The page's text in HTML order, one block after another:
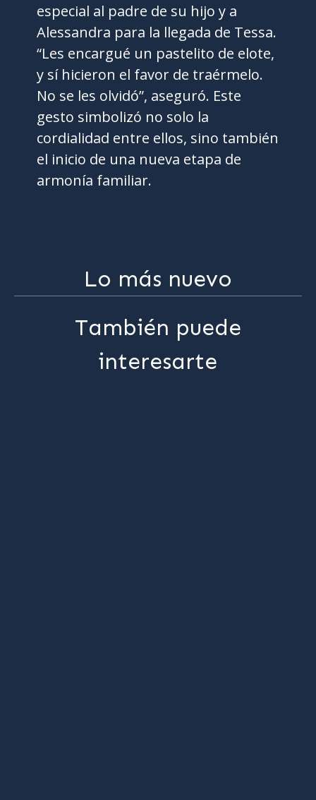
especial al padre de su hijo y a
Alessandra para la llegada de Tessa.
“Les encargué un pastelito de elote,
y sí hicieron el favor de traérmelo.
No se les olvidó”, aseguró. Este
gesto simbolizó no solo la
cordialidad entre ellos, sino también
el inicio de una nueva etapa de
armonía familiar.
Lo más nuevo
También puede
interesarte